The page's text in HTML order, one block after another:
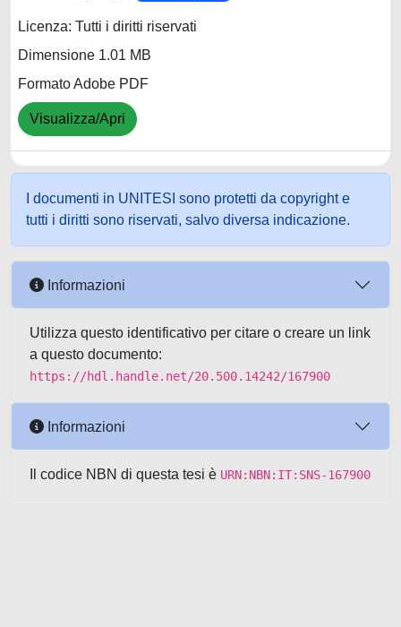
Licenza: Tutti i diritti riservati
Dimensione 1.01 MB
Formato Adobe PDF
Visualizza/Apri
I documenti in UNITESI sono protetti da copyright e
tutti i diritti sono riservati, salvo diversa indicazione.
Informazioni
Utilizza questo identificativo per citare o creare un link
a questo documento:
https://hdl.handle.net/20.500.14242/167900
Informazioni
Il codice NBN di questa tesi è URN:NBN:IT:SNS-167900